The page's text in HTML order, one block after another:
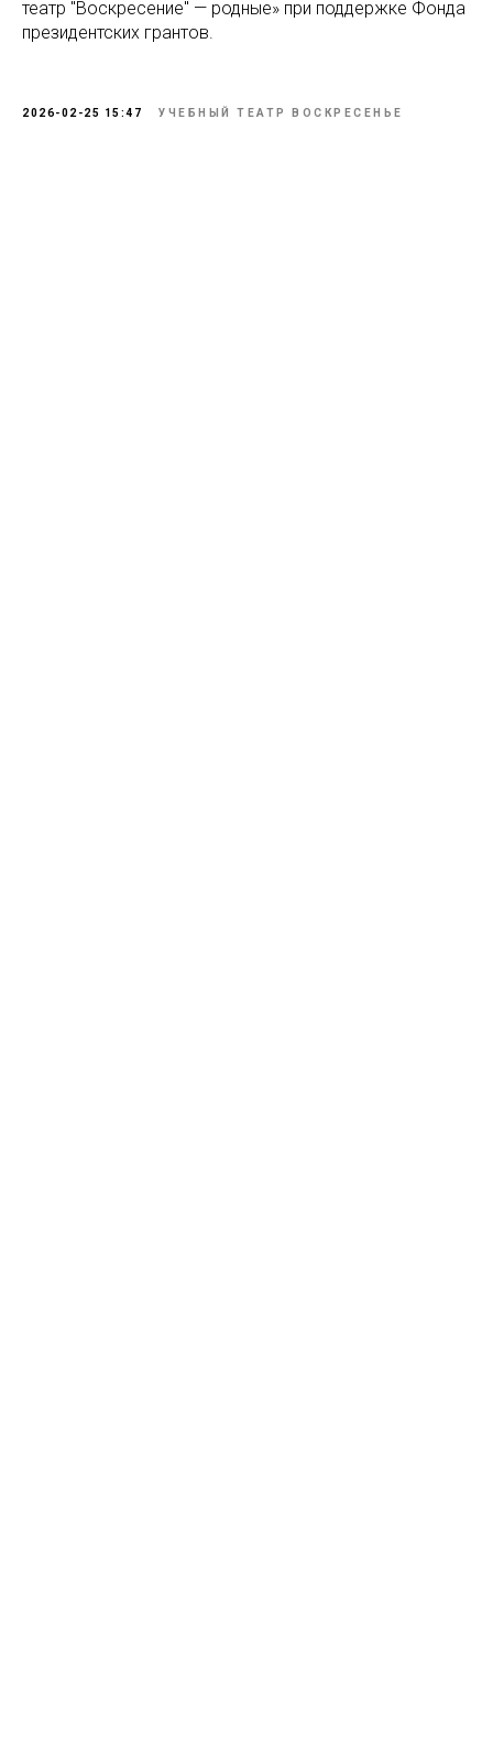
театр "Воскресение" — родные» при поддержке Фонда
президентских грантов.
2026-02-25 15:47 УЧЕБНЫЙ ТЕАТР ВОСКРЕСЕНЬЕ